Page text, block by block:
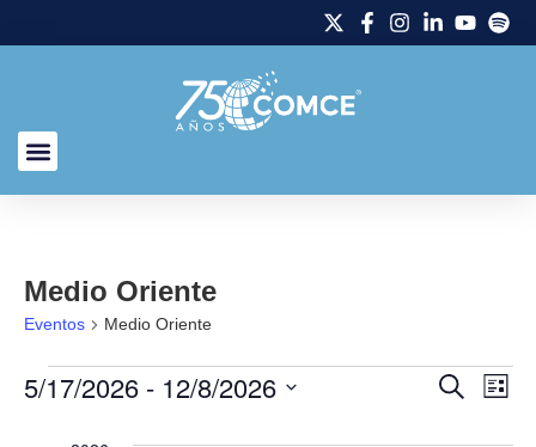
Medio Oriente
Eventos Medio Oriente
Buscar
Lista
5/17/2026 - 12/8/2026